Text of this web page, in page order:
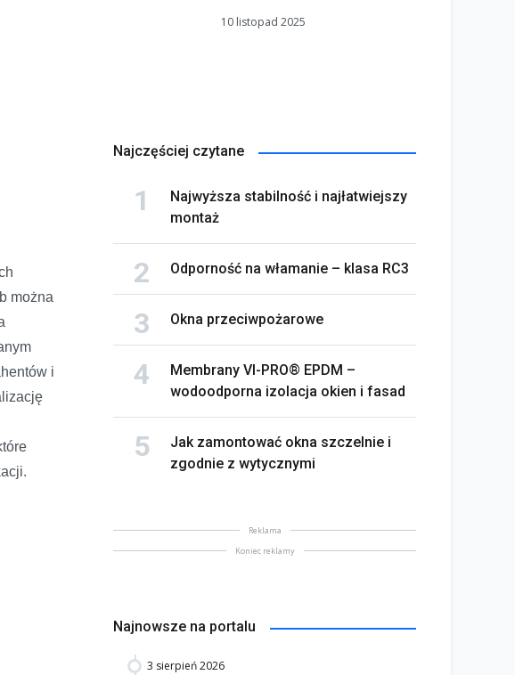
można
i
10 listopad 2025
Najczęściej czytane
Najwyższa stabilność i najłatwiejszy
montaż
Odporność na włamanie – klasa RC3
Okna przeciwpożarowe
Membrany VI-PRO® EPDM –
wodoodporna izolacja okien i fasad
Jak zamontować okna szczelnie i
zgodnie z wytycznymi
Reklama
Koniec reklamy
Najnowsze na portalu
3 sierpień 2026